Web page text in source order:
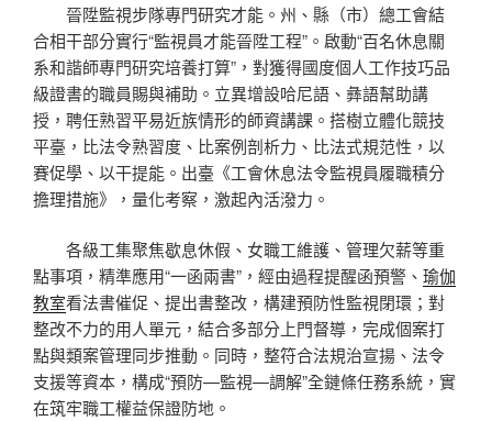
晉陞監視步隊專門研究才能。州、縣（市）總工會結
合相干部分實行“監視員才能晉陞工程”。啟動“百名休息關
系和諧師專門研究培養打算”，對獲得國度個人工作技巧品
級證書的職員賜與補助。立異增設哈尼語、彝語幫助講
授，聘任熟習平易近族情形的師資講課。搭樹立體化競技
平臺，比法令熟習度、比案例剖析力、比法式規范性，以
賽促學、以干提能。出臺《工會休息法令監視員履職積分
擔理措施》，量化考察，激起內活潑力。
各級工集聚焦歇息休假、女職工維護、管理欠薪等重
點事項，精準應用“一函兩書”，經由過程提醒函預警、 瑜伽
教室看法書催促、提出書整改，構建預防性監視閉環；對
整改不力的用人單元，結合多部分上門督導，完成個案打
點與類案管理同步推動。同時，整符合法規治宣揚、法令
支援等資本，構成“預防—監視—調解”全鏈條任務系統，實
在筑牢職工權益保證防地。